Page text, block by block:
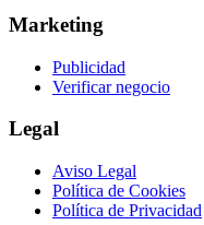
Marketing
Publicidad
Verificar negocio
Legal
Aviso Legal
Política de Cookies
Política de Privacidad